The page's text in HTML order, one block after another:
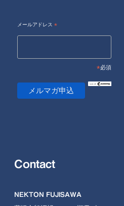
メールアドレス *
*必須
Contact
NEKTON FUJISAWA